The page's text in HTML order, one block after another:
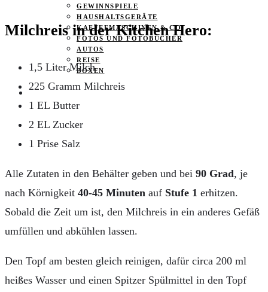
GEWINNSPIELE
HAUSHALTSGERÄTE
KAFFEEMASCHINEN & CO
FOTOS UND FOTOBÜCHER
AUTOS
REISE
BOXEN
Milchreis in der Kitchen Hero:
1,5 Liter Milch
225 Gramm Milchreis
1 EL Butter
2 EL Zucker
1 Prise Salz
Alle Zutaten in den Behälter geben und bei 90 Grad, je
nach Körnigkeit 40-45 Minuten auf Stufe 1 erhitzen.
Sobald die Zeit um ist, den Milchreis in ein anderes Gefäß
umfüllen und abkühlen lassen.
Den Topf am besten gleich reinigen, dafür circa 200 ml
heißes Wasser und einen Spitzer Spülmittel in den Topf